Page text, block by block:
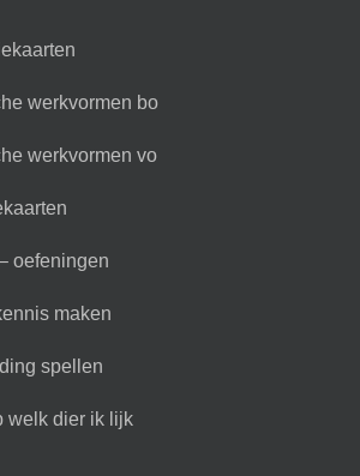
werkvormen bo
werkvormen vo
oefeningen
maken
spellen
welk dier ik lijk